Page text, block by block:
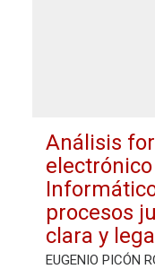
Análisis
procesos
clara y
EUGENIO PICÓN